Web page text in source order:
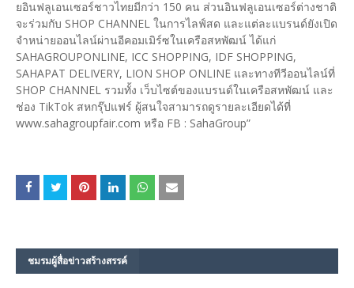
ยอินฟลูเอนเซอร์ชาวไทยมีกว่า 150 คน ส่วนอินฟลูเอนเซอร์ต่างชาติ
จะร่วมกับ SHOP CHANNEL ในการไลฟ์สด และแต่ละแบรนด์ยังเปิด
จำหน่ายออนไลน์ผ่านอีคอมเมิร์ซในเครือสหพัฒน์ ได้แก่
SAHAGROUPONLINE, ICC SHOPPING, IDF SHOPPING,
SAHAPAT DELIVERY, LION SHOP ONLINE และทางทีวีออนไลน์ที่
SHOP CHANNEL รวมทั้ง เว็บไซต์ของแบรนด์ในเครือสหพัฒน์ และ
ช่อง TikTok สหกรุ๊ปแฟร์ ผู้สนใจสามารถดูรายละเอียดได้ที่
www.sahagroupfair.com หรือ FB : SahaGroup”
ชมรม​ผู้สื่อข่าวสร้างสรรค์​